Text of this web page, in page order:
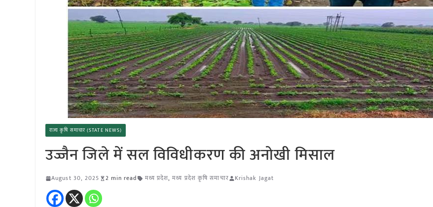
राज्य कृषि समाचार (STATE NEWS)
उज्जैन जिले में सल विविधीकरण की अनोखी मिसाल
August 30, 2025 2 min read मध्य प्रदेश,मध्य प्रदेश कृषि समाचार Krishak Jagat